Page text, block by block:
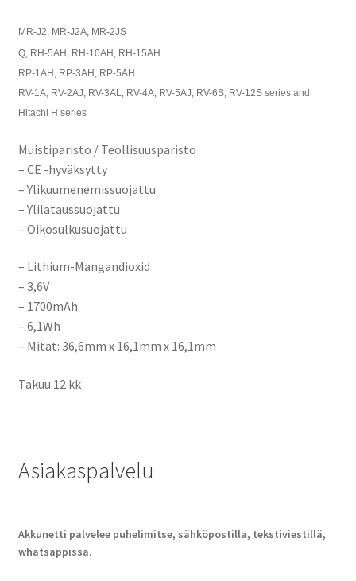
MR-J2, MR-J2A, MR-2JS
Q, RH-5AH, RH-10AH, RH-15AH
RP-1AH, RP-3AH, RP-5AH
RV-1A, RV-2AJ, RV-3AL, RV-4A, RV-5AJ, RV-6S, RV-12S series and
Hitachi H series
Muistiparisto / Teollisuusparisto
– CE -hyväksytty
– Ylikuumenemissuojattu
– Ylilataussuojattu
– Oikosulkusuojattu
– Lithium-Mangandioxid
– 3,6V
– 1700mAh
– 6,1Wh
– Mitat: 36,6mm x 16,1mm x 16,1mm
Takuu 12 kk
Asiakaspalvelu
Akkunetti palvelee puhelimitse, sähköpostilla, tekstiviestillä,
whatsappissa.